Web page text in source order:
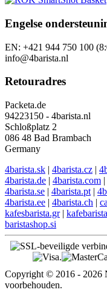
Engelse
EN: +421 944 750 100
info@4barista.nl
Retouradres
Packeta.de
94223150 - 4barista.nl
Schloßplatz 2
086 48 Bad Brambach
Germany
4barista.sk | 4barista.cz |
4barista.de | 4barista.com |
4barista.se | 4barista.pt |
4barista.ee | 4barista.ch |
kafesbarista.gr|
baristashop.si
Copyright © 2016 - 2026
voorbehouden.